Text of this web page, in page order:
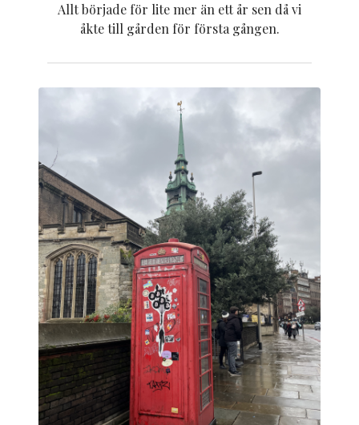
Allt började för lite mer än ett år sen då vi
åkte till gården för första gången.